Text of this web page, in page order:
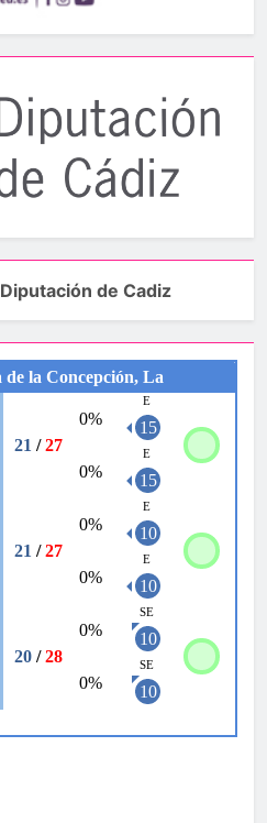
Diputación de Cadiz